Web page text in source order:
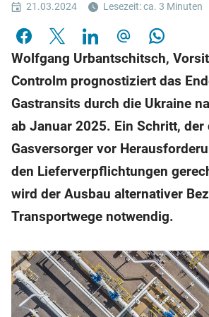
21.03.2024 Lesezeit: ca. 3 Minuten
Wolfgang Urbantschitsch,
Controlm prognostiziert das
Gastransits durch die Ukraine
ab Januar 2025. Ein Schritt, der
Gasversorger vor
den Lieferverpflichtungen
wird der Ausbau alternativer
Transportwege notwendig.